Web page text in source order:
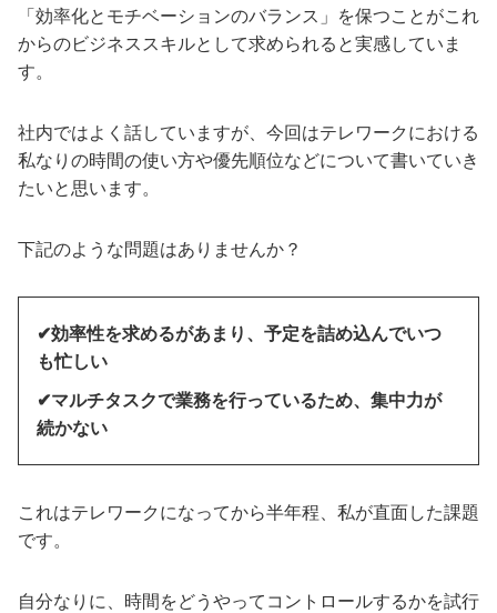
「効率化とモチベーションのバランス」を保つことがこれ
からのビジネススキルとして求められると実感していま
す。
社内ではよく話していますが、今回はテレワークにおける
私なりの時間の使い方や優先順位などについて書いていき
たいと思います。
下記のような問題はありませんか？
✔︎効率性を求めるがあまり、予定を詰め込んでいつ
も忙しい
✔︎マルチタスクで業務を行っているため、集中力が
続かない
これはテレワークになってから半年程、私が直面した課題
です。
自分なりに、時間をどうやってコントロールするかを試行